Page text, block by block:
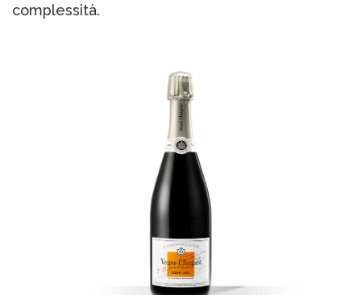
complessità.